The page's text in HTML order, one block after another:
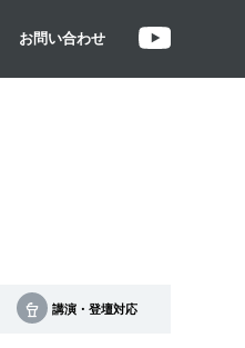
お問い合わせ
講演・登壇対応